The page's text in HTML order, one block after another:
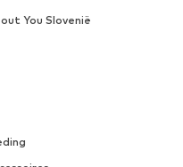
You Slovenië